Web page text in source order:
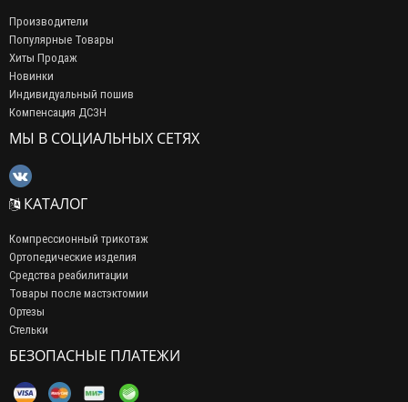
Производители
Популярные Товары
Хиты Продаж
Новинки
Индивидуальный пошив
Компенсация ДСЗН
МЫ В СОЦИАЛЬНЫХ СЕТЯХ
КАТАЛОГ
Компрессионный трикотаж
Ортопедические изделия
Средства реабилитации
Товары после мастэктомии
Ортезы
Стельки
БЕЗОПАСНЫЕ ПЛАТЕЖИ